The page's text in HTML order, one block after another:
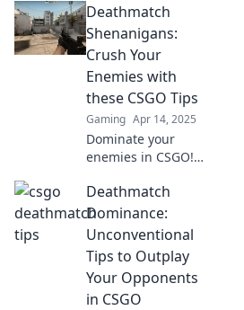
CSGO tips! Discover
strategies to
dominate and rise
Deathmatch
Diaries!
Deathmatch
Shenanigans:
Crush Your
Enemies with
these CSGO Tips
Gaming Apr 14, 2025
Dominate your
enemies in CSGO!
that will transform
your gameplay and
lead you to victory
battles.
Deathmatch
Dominance:
Unconventional
Tips to Outplay
Your Opponents
in CSGO